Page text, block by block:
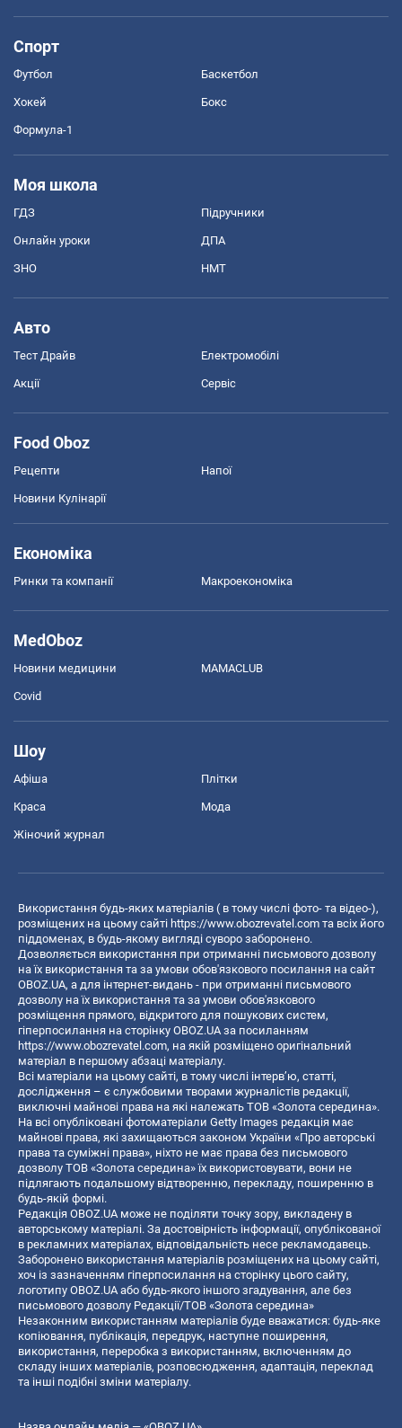
Спорт
Футбол Баскетбол
Хокей Бокс
Формула-1
Моя школа
ГДЗ Підручники
Онлайн уроки ДПА
ЗНО НМТ
Авто
Тест Драйв Електромобілі
Акції Сервіс
Food Oboz
Рецепти Напої
Новини Кулінарії
Економіка
Ринки та компанії Макроекономіка
MedOboz
Новини медицини MAMACLUB
Covid
Шоу
Афіша Плітки
Краса Мода
Жіночий журнал
Використання будь-яких матеріалів ( в тому числі фото- та відео-),
розміщених на цьому сайті https://www.obozrevatel.com та всіх його
піддоменах, в будь-якому вигляді суворо заборонено.
Дозволяється використання при отриманні письмового дозволу
на їх використання та за умови обов'язкового посилання на сайт
OBOZ.UA, а для інтернет-видань - при отриманні письмового
дозволу на їх використання та за умови обов'язкового
розміщення прямого, відкритого для пошукових систем,
гіперпосилання на сторінку OBOZ.UA за посиланням
https://www.obozrevatel.com, на якій розміщено оригінальний
матеріал в першому абзаці матеріалу.
Всі матеріали на цьому сайті, в тому числі інтерв’ю, статті,
дослідження – є службовими творами журналістів редакції,
виключні майнові права на які належать ТОВ «Золота середина».
На всі опубліковані фотоматеріали Getty Images редакція має
майнові права, які захищаються законом України «Про авторські
права та суміжні права», ніхто не має права без письмового
дозволу ТОВ «Золота середина» їх використовувати, вони не
підлягають подальшому відтворенню, перекладу, поширенню в
будь-якій формі.
Редакція OBOZ.UA може не поділяти точку зору, викладену в
авторському матеріалі. За достовірність інформації, опублікованої
в рекламних матеріалах, відповідальність несе рекламодавець.
Заборонено використання матеріалів розміщених на цьому сайті,
хоч із зазначенням гіперпосилання на сторінку цього сайту,
логотипу OBOZ.UA або будь-якого іншого згадування, але без
письмового дозволу Редакції/ТОВ «Золота середина»
Незаконним використанням матеріалів буде вважатися: будь-яке
копiювання, публiкацiя, передрук, наступне поширення,
використання, переробка з використанням, включенням до
складу інших матеріалів, розповсюдження, адаптація, переклад
та інші подібні зміни матеріалу.